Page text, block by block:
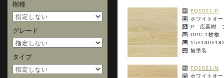
FQ1021-P
ホワイトオ
P 広葉樹
OPC 1枚物
無塗装
FQ1021-N
ホワイトオ
樹種
グレード
タイプ